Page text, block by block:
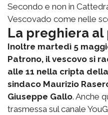
Secondo e non in
Vescovado come nelle
La preghiera al
Inoltre martedì 5
Patrono, il vescovo si
alle 11 nella cripta
sindaco Maurizio
Giuseppe Gallo. Anche
trasmessa sul canale